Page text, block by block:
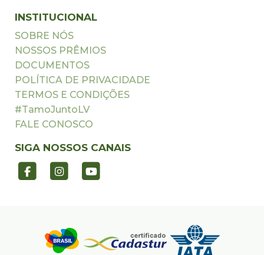
INSTITUCIONAL
SOBRE NÓS
NOSSOS PRÊMIOS
DOCUMENTOS
POLÍTICA DE PRIVACIDADE
TERMOS E CONDIÇÕES
#TamoJuntoLV
FALE CONOSCO
SIGA NOSSOS CANAIS